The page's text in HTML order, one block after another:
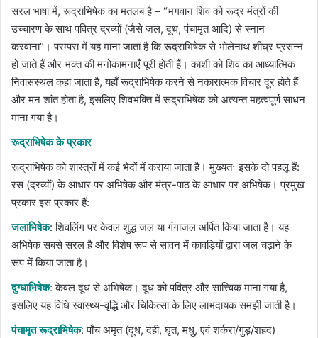
सरल भाषा में, रूद्राभिषेक का मतलब है – “भगवान शिव को रूद्र मंत्रों की
उच्चारण के साथ पवित्र द्रव्यों (जैसे जल, दूध, पंचामृत आदि) से स्नान
करवाना”। परम्परा में यह माना जाता है कि रूद्राभिषेक से भोलेनाथ शीघ्र प्रसन्न
हो जाते हैं और भक्त की मनोकामनाएँ पूरी होती हैं। काशी को शिव का आध्यात्मिक
निवासस्थल कहा जाता है, यहाँ रूद्राभिषेक करने से नकारात्मक विचार दूर होते हैं
और मन शांत होता है, इसलिए शिवभक्ति में रूद्राभिषेक को अत्यन्त महत्वपूर्ण साधन
माना गया है।
रूद्राभिषेक के प्रकार
रूद्राभिषेक को शास्त्रों में कई भेदों में कराया जाता है। मुख्यतः इसके दो पहलू हैं:
रस (द्रव्यों) के आधार पर अभिषेक और मंत्र-पाठ के आधार पर अभिषेक। प्रमुख
प्रकार इस प्रकार हैं:
जलाभिषेक: शिवलिंग पर केवल शुद्ध जल या गंगाजल अर्पित किया जाता है। यह
अभिषेक सबसे सरल है और विशेष रूप से सावन में कावड़ियों द्वारा जल चढ़ाने के
रूप में किया जाता है।
दुग्धाभिषेक: केवल दूध से अभिषेक। दूध को पवित्र और सात्त्विक माना गया है,
इसलिए यह विधि स्वास्थ्य-वृद्धि और चिकित्सा के लिए लाभदायक समझी जाती है।
पंचामृत रूद्राभिषेक: पाँच अमृत (दूध, दही, घृत, मधु, एवं शर्करा/गुड़/शहद)